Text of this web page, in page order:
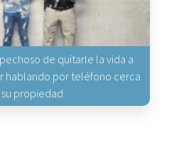
de quitarle la vida a
hablando por teléfono cerca
propiedad